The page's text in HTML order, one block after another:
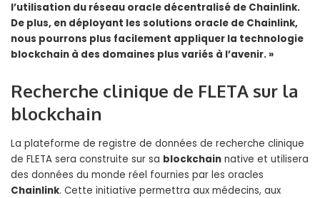
l’utilisation du réseau oracle décentralisé de Chainlink.
De plus, en déployant les solutions oracle de Chainlink,
nous pourrons plus facilement appliquer la technologie
blockchain à des domaines plus variés à l’avenir. »
Recherche clinique de FLETA sur la
blockchain
La plateforme de registre de données de recherche clinique
de FLETA sera construite sur sa blockchain native et utilisera
des données du monde réel fournies par les oracles
Chainlink. Cette initiative permettra aux médecins, aux